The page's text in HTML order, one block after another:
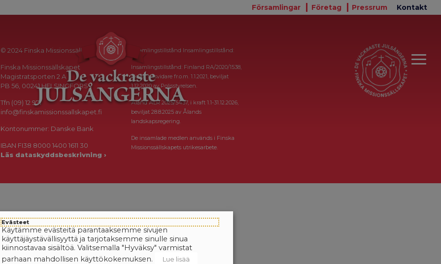
Församlingar Företag Pressrum Kontakt
© 2024 Finska Missionssällskapet
Finska Missionssällskapet
Magistratsporten 2 A
PB 56, 00241 HELSINGFORS
Tfn (09) 12 971
info@finskamissionssallskapet.fi
Kontonummer: Danske Bank
IBAN FI38 8000 1400 1611 30
Läs dataskyddsbeskrivning ›
Insamlingstillstånd Insamlingstillstånd:
Insamlingstillstånd: Finland RA/2020/1538,
i kraft tillsvidare fr.o.m. 1.1.2021, beviljat
1.12.2020 av Polisstyrelsen.
Åland ÅLR 2025/5437, i kraft 1.1-31.12.2026,
beviljat 28.8.2025 av Ålands
landskapsregering.
De insamlade medlen används i Finska
Missionssällskapets utrikesarbete.
Evästeet
Käytämme evästeitä parantaaksemme sivujen
käyttäjäystävällisyyttä ja tarjotaksemme sinulle sinua
kiinnostavaa sisältöä. Valitsemalla "Hyväksy" varmistat
parhaan mahdollisen käyttökokemuksen.
Lue lisää